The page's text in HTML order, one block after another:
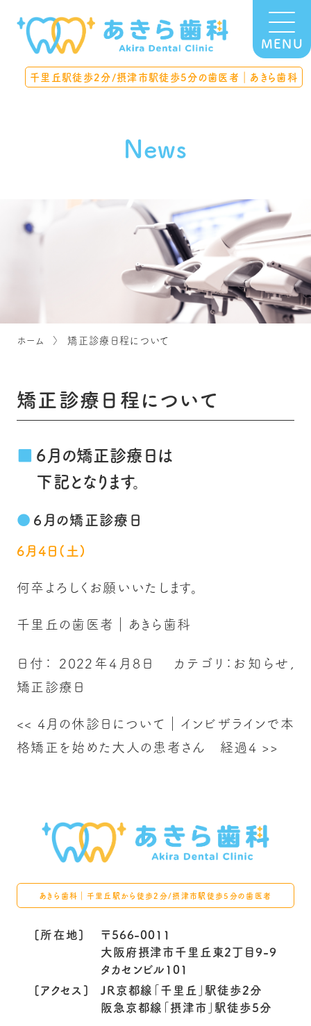
千里丘駅徒歩2分/摂津市駅徒歩5分の歯医者｜あきら歯科
News
ホーム 矯正診療日程について
矯正診療日程について
6月の矯正診療日は
下記となります。
6月の矯正診療日
6月4日(土)
何卒よろしくお願いいたします。
千里丘の歯医者｜あきら歯科
日付： 2022年4月8日 カテゴリ： お知らせ
矯正診療日
<< 4月の休診日について
インビザラインで本
格矯正を始めた大人の患者さん 経過4 >>
あきら歯科｜千里丘駅から徒歩2分/摂津市駅徒歩5分の歯医者
[所在地]
〒566-0011
大阪府摂津市千里丘東2丁目9-9
タカセンビル101
[アクセス]
JR京都線「千里丘」駅徒歩2分
阪急京都線「摂津市」駅徒歩5分
MENU